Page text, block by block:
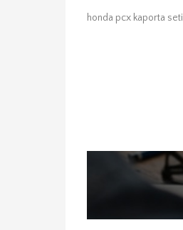
honda pcx kaporta seti